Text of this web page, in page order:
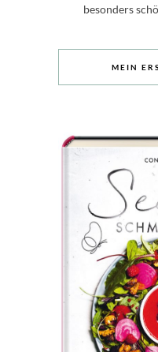
besonders
MEIN